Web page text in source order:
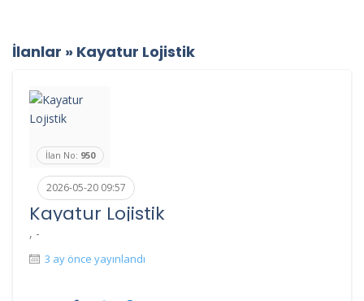
İlanlar » Kayatur Lojistik
İlan No: 950
2026-05-20 09:57
Kayatur Lojistik
, -
3 ay önce yayınlandı